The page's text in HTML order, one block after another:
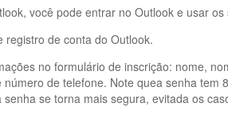
você pode entrar no Outlook e usar
registro de conta do Outlook.
no formulário de inscrição: nome,
de telefone. Note quea senha
se torna mais segura, evitada os